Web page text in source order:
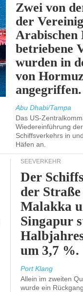
Zwei von
der
Arabischen
betriebene
wurden in
von
angegriffen.
Abu Dhabi/Tampa
Das US-
Wiedereinführung
Schiffsverkehrs in
Häfen an.
SEEVERKEHR
Der
der
Malakka
Singapur
um 3,7 %.
Port Klang
Allein im zweiten
wurde ein